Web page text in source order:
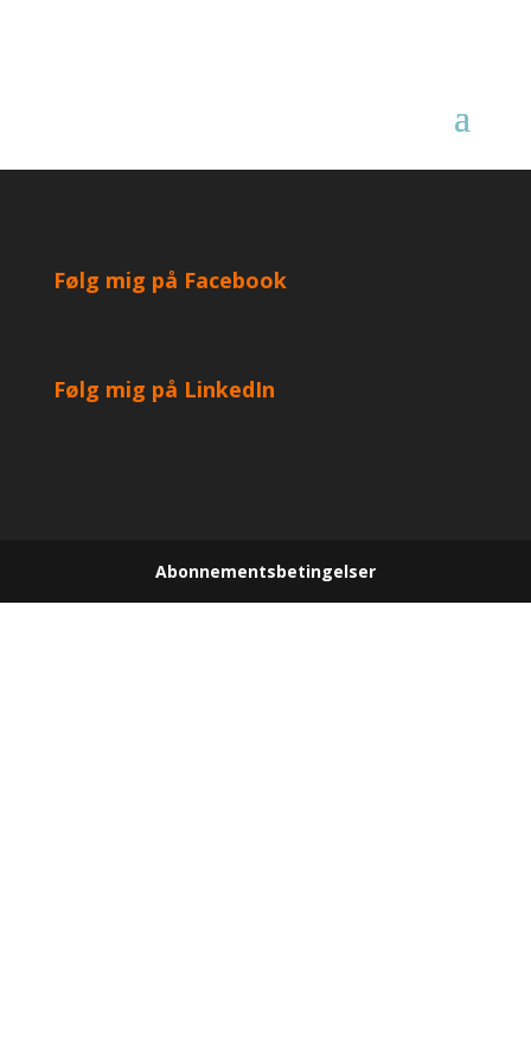
Følg mig på Facebook
Følg mig på LinkedIn
Abonnementsbetingelser